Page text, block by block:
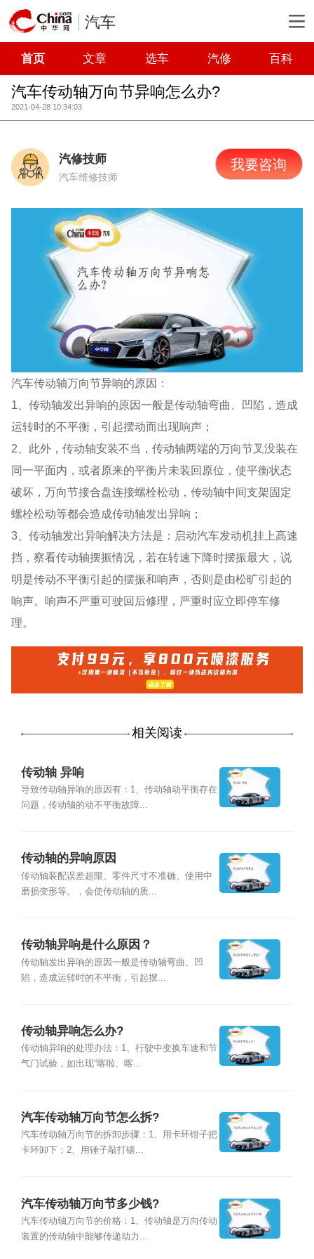
汽车
首页 文章 选车 汽修 百科
汽车传动轴万向节异响怎么办?
2021-04-28 10:34:03
汽修技师
汽车维修技师
我要咨询
汽车传动轴万向节异响的原因：
1、传动轴发出异响的原因一般是传动轴弯曲、凹陷，造成
运转时的不平衡，引起摆动而出现响声；
2、此外，传动轴安装不当，传动轴两端的万向节叉没装在
同一平面内，或者原来的平衡片未装回原位，使平衡状态
破坏，万向节接合盘连接螺栓松动，传动轴中间支架固定
螺栓松动等都会造成传动轴发出异响；
3、传动轴发出异响解决方法是：启动汽车发动机挂上高速
挡，察看传动轴摆振情况，若在转速下降时摆振最大，说
明是传动不平衡引起的摆振和响声，否则是由松旷引起的
响声。响声不严重可驶回后修理，严重时应立即停车修
理。
相关阅读
传动轴 异响
导致传动轴异响的原因有：1、传动轴动平衡存在
问题，传动轴的动不平衡故障...
传动轴的异响原因
传动轴装配误差超限、零件尺寸不准确、使用中
磨损变形等。，会使传动轴的质...
传动轴异响是什么原因？
传动轴发出异响的原因一般是传动轴弯曲、凹
陷，造成运转时的不平衡，引起摆...
传动轴异响怎么办?
传动轴异响的处理办法：1、行驶中变换车速和节
气门试验，如出现“喀啦、喀...
汽车传动轴万向节怎么拆?
汽车传动轴万向节的拆卸步骤：1、用卡环钳子把
卡环卸下；2、用锤子敲打镶...
汽车传动轴万向节多少钱?
汽车传动轴万向节的价格：1、传动轴是万向传动
装置的传动轴中能够传递动力...